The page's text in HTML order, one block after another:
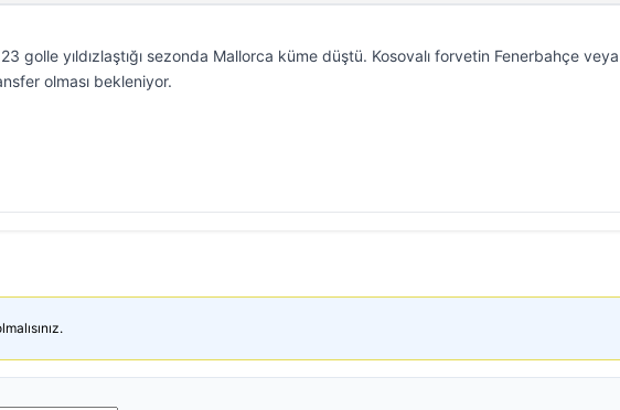
golle yıldızlaştığı sezonda Mallorca küme düştü. Kosovalı forvetin Fenerbahçe veya
olması bekleniyor.